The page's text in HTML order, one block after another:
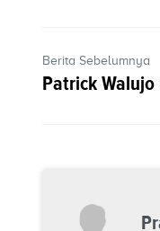
Berita Sebelumnya
Patrick Walujo